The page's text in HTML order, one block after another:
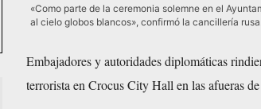
«Como parte de la ceremonia solemne en el
al cielo globos blancos», confirmó la cancillería
Embajadores y autoridades diplomáticas
terrorista en Crocus City Hall en las afueras